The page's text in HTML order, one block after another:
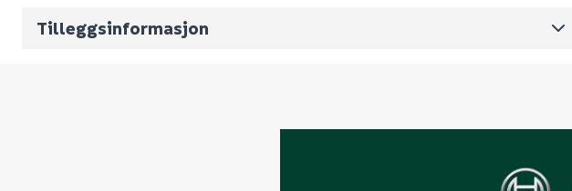
Tilleggsinformasjon
Antall pr. pall 35